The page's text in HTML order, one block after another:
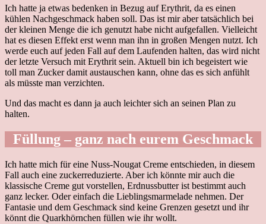
Ich hatte ja etwas bedenken in Bezug auf Erythrit, da es einen
kühlen Nachgeschmack haben soll. Das ist mir aber tatsächlich bei
der kleinen Menge die ich genutzt habe nicht aufgefallen. Vielleicht
hat es diesen Effekt erst wenn man ihn in großen Mengen nutzt. Ich
werde euch auf jeden Fall auf dem Laufenden halten, das wird nicht
der letzte Versuch mit Erythrit sein. Aktuell bin ich begeistert wie
toll man Zucker damit austauschen kann, ohne das es sich anfühlt
als müsste man verzichten.
Und das macht es dann ja auch leichter sich an seinen Plan zu
halten.
Füllung – ganz nach eurem Geschmack
Ich hatte mich für eine Nuss-Nougat Creme entschieden, in diesem
Fall auch eine zuckerreduzierte. Aber ich könnte mir auch die
klassische Creme gut vorstellen, Erdnussbutter ist bestimmt auch
ganz lecker. Oder einfach die Lieblingsmarmelade nehmen. Der
Fantasie und dem Geschmack sind keine Grenzen gesetzt und ihr
könnt die Quarkhörnchen füllen wie ihr wollt.